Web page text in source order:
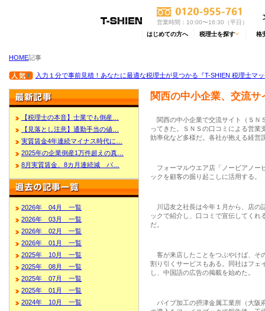
営業時間：10:00〜16:30（平日）
はじめての方へ 税理士を探す 格
HOME記事
入力１分で事前見積！あなたに最適な税理士が見つかる『T-SHIEN 税理士マ
【税理士の本音】士業でも倒産…
【見落とし注意】通勤手当の値…
実質賃金4年連続マイナス時代に…
2025年の企業倒産1万件超えの真…
8月実質賃金、8カ月連続減 パ…
2026年 04月 一覧
2026年 03月 一覧
2026年 02月 一覧
2026年 01月 一覧
2025年 10月 一覧
2025年 08月 一覧
2025年 07月 一覧
2025年 01月 一覧
2024年 10月 一覧
関西の中小企業、交流
関西の中小企業で交流サイト（ＳＮ
ってきた。ＳＮＳの口コミによる営業
効率化など多様だ。各社が抱える経営
フォーマルウエア店「ノービアノー
ックを顧客の掘り起こしに活用する。
川辺友之社長は今年１月から、店の
ックで紹介し、口コミで宣伝してく
だ。
客が来店したことをつぶやけば、そ
割り引くサービスもある。同社はフェ
し、中国語の広告の掲載を始めた。
パイプ加工の摂津金属工業所（大阪